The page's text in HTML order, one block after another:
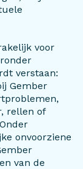
voor
verstaan:
Gember
rellen of
onvoorziene
van de